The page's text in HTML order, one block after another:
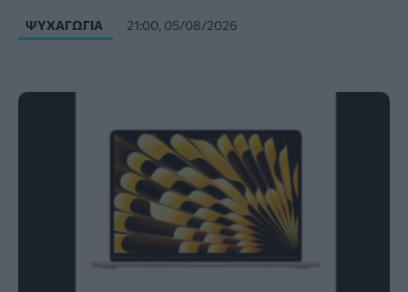
ΨΥΧΑΓΩΓΊΑ 21:00, 05/08/2026